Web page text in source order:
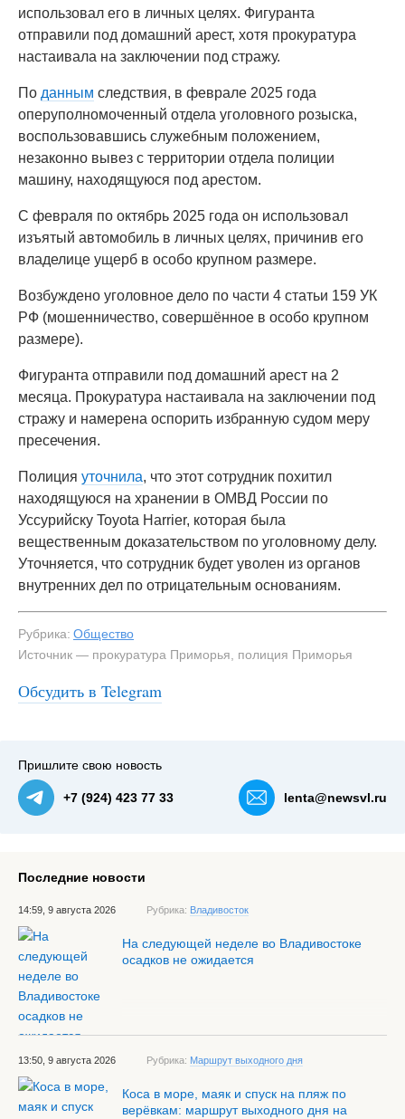
использовал его в личных целях. Фигуранта
отправили под домашний арест, хотя прокуратура
настаивала на заключении под стражу.
По данным следствия, в феврале 2025 года
оперуполномоченный отдела уголовного розыска,
воспользовавшись служебным положением,
незаконно вывез с территории отдела полиции
машину, находящуюся под арестом.
С февраля по октябрь 2025 года он использовал
изъятый автомобиль в личных целях, причинив его
владелице ущерб в особо крупном размере.
Возбуждено уголовное дело по части 4 статьи 159 УК
РФ (мошенничество, совершённое в особо крупном
размере).
Фигуранта отправили под домашний арест на 2
месяца. Прокуратура настаивала на заключении под
стражу и намерена оспорить избранную судом меру
пресечения.
Полиция уточнила, что этот сотрудник похитил
находящуюся на хранении в ОМВД России по
Уссурийску Toyota Harrier, которая была
вещественным доказательством по уголовному делу.
Уточняется, что сотрудник будет уволен из органов
внутренних дел по отрицательным основаниям.
Рубрика: Общество
Источник — прокуратура Приморья, полиция Приморья
Обсудить в Telegram
#1
Пришлите свою новость
+7 (924) 423 77 33 lenta@newsvl.ru
Последние новости
14:59, 9 августа 2026 Рубрика: Владивосток
На следующей неделе во Владивостоке
осадков не ожидается
13:50, 9 августа 2026 Рубрика: Маршрут выходного дня
Коса в море, маяк и спуск на пляж по
верёвкам: маршрут выходного дня на